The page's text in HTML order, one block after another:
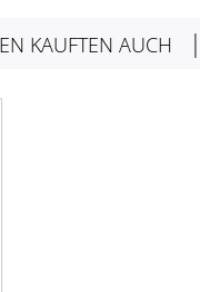
KAUFTEN AUCH